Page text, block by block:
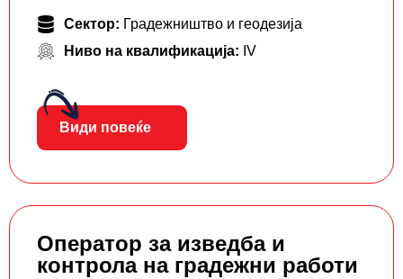
Сектор: Градежништво и геодезија
Ниво на квалификација: IV
Види повеќе
Оператор за изведба и
контрола на градежни работи